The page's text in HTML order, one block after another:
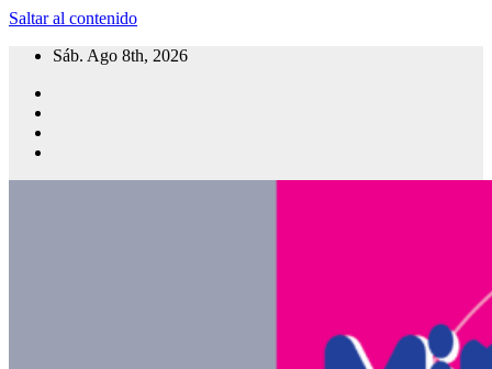
Saltar al contenido
Sáb. Ago 8th, 2026